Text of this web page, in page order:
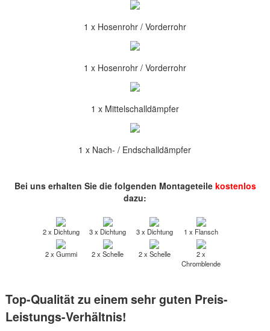
1 x Hosenrohr / Vorderrohr
1 x Hosenrohr / Vorderrohr
1 x Mittelschalldämpfer
1 x Nach- / Endschalldämpfer
Bei uns erhalten Sie die folgenden Montageteile kostenlos
dazu:
2 x Dichtung 3 x Dichtung 3 x Dichtung 1 x Flansch
2 x Gummi 2 x Schelle 2 x Schelle
2 x
Chromblende
Top-Qualität zu einem sehr guten Preis-
Leistungs-Verhältnis!